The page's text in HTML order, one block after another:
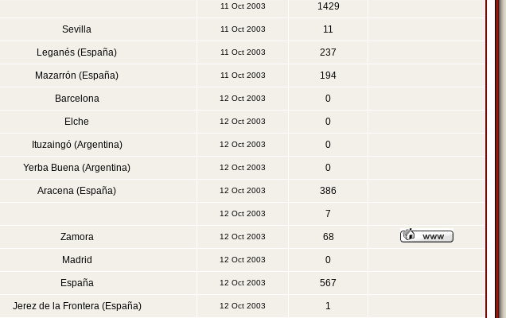
11 Oct 2003 1429
Sevilla 11 Oct 2003 11
Leganés (España) 11 Oct 2003 237
Mazarrón (España) 11 Oct 2003 194
Barcelona 12 Oct 2003 0
Elche 12 Oct 2003 0
Ituzaingó (Argentina) 12 Oct 2003 0
Yerba Buena (Argentina) 12 Oct 2003 0
Aracena (España) 12 Oct 2003 386
12 Oct 2003 7
Zamora 12 Oct 2003 68
Madrid 12 Oct 2003 0
España 12 Oct 2003 567
Jerez de la Frontera (España) 12 Oct 2003 1